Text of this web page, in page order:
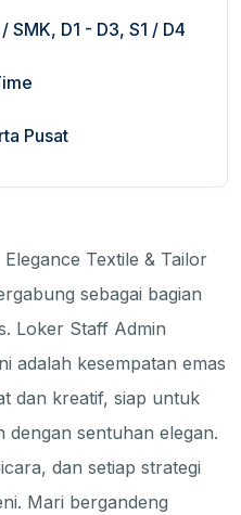
SMK, D1 - D3, S1 / D4
Pusat
Textile & Tailor
sebagai bagian
Loker Staff Admin
adalah kesempatan emas
dan kreatif, siap untuk
dengan sentuhan elegan.
dan setiap strategi
Mari bergandeng